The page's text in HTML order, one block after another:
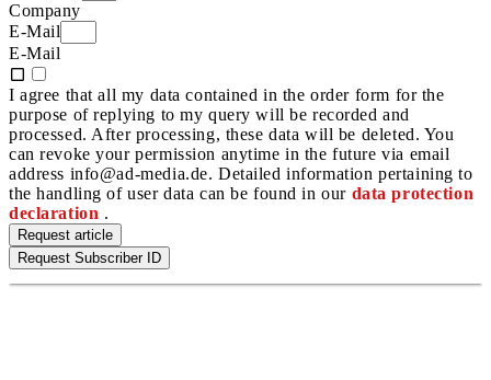
Company
E-Mail
E-Mail
I agree that all my data contained in the order form for the
purpose of replying to my query will be recorded and
processed. After processing, these data will be deleted. You
can revoke your permission anytime in the future via email
address info@ad-media.de. Detailed information pertaining to
the handling of user data can be found in our data protection
declaration .
Request article
Request Subscriber ID